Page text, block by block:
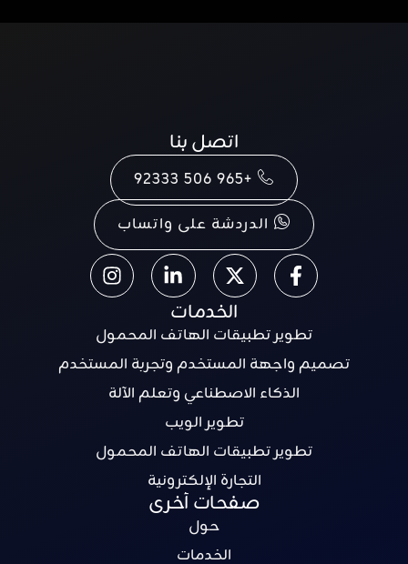
اتصل بنا
+965 506 92333
الدردشة على واتساب
الخدمات
تطوير تطبيقات الهاتف المحمول
تصميم واجهة المستخدم وتجربة المستخدم
الذكاء الاصطناعي وتعلم الآلة
تطوير الويب
تطوير تطبيقات الهاتف المحمول
التجارة الإلكترونية
صفحات أخرى
حول
الخدمات